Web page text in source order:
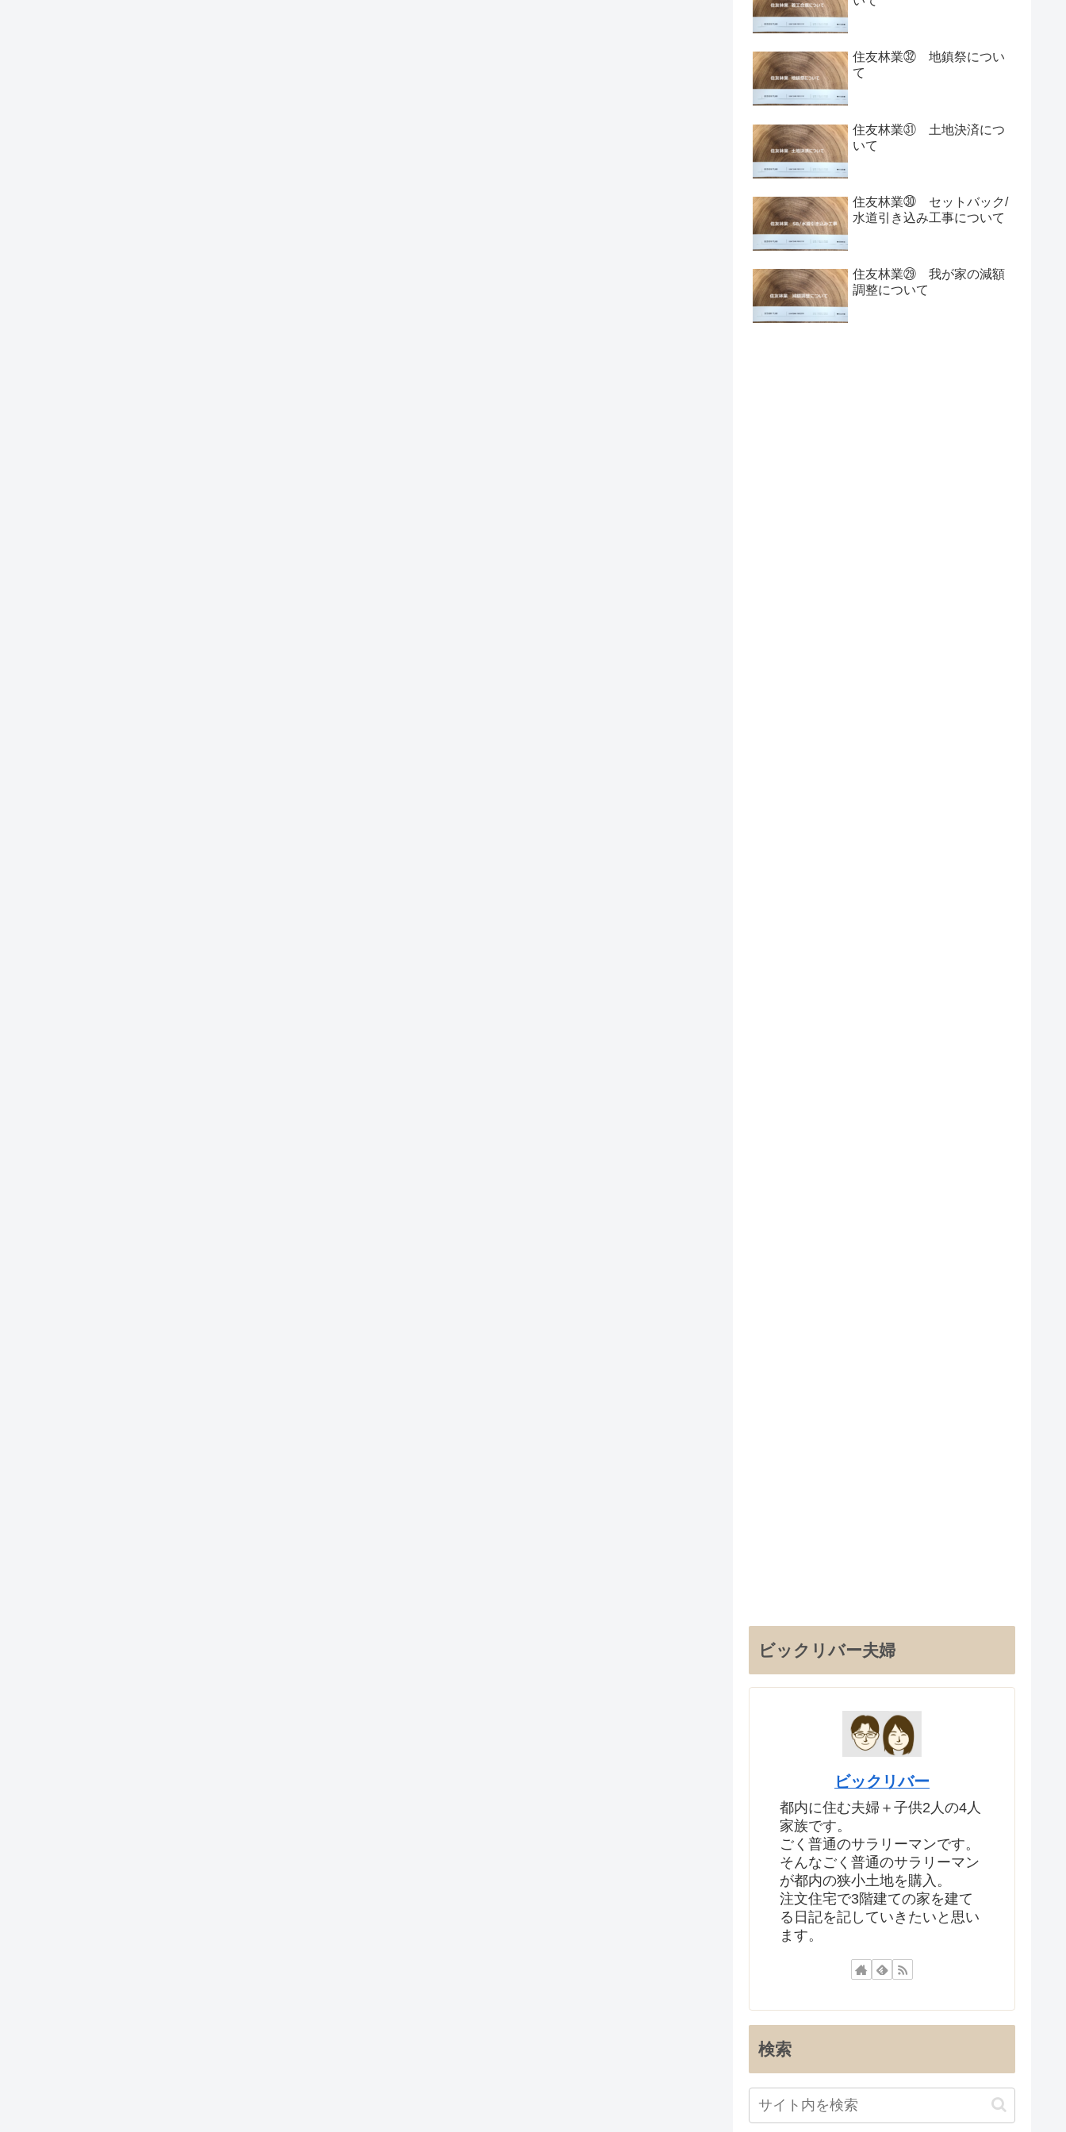
住友林業㉜ 地鎮祭につい
て
住友林業㉛ 土地決済につ
いて
住友林業㉚ セットバック/
水道引き込み工事について
住友林業㉙ 我が家の減額
調整について
ビックリバー夫婦
ビックリバー
都内に住む夫婦＋子供2人の4人
家族です。
ごく普通のサラリーマンです。
そんなごく普通のサラリーマン
が都内の狭小土地を購入。
注文住宅で3階建ての家を建て
る日記を記していきたいと思い
ます。
検索